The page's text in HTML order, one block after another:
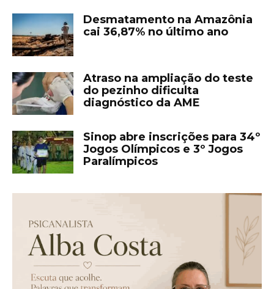
Desmatamento na Amazônia
cai 36,87% no último ano
Atraso na ampliação do teste
do pezinho dificulta
diagnóstico da AME
Sinop abre inscrições para 34º
Jogos Olímpicos e 3º Jogos
Paralímpicos